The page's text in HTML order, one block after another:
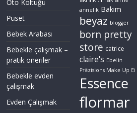
Oto Koltuğu
Puset
Bebek Arabası
Bebekle çalışmak –
pratik öneriler
Bebekle evden
çalışmak
Evden Çalışmak
annelik Bakım
beyaz blogger
born pretty
store catrice
claire's Ebelin
Präzisions Make Up Ei
Essence
flormar